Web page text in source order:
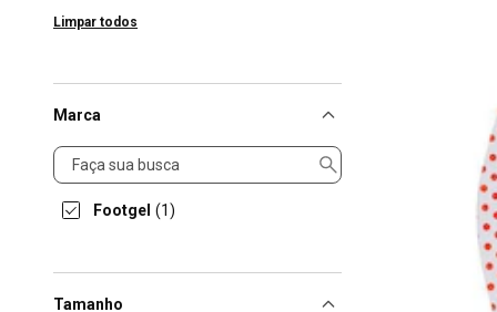
Limpar todos
Marca
Marca
Footgel (1)
Tamanho